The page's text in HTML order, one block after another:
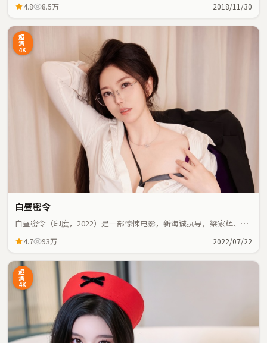
4.8 8.5万 2018/11/30
超
清
4K
白昼密令
白昼密令（印度，2022）是一部惊悚电影，新海诚执导，梁家辉、堺
4.7 93万 2022/07/22
超
清
4K